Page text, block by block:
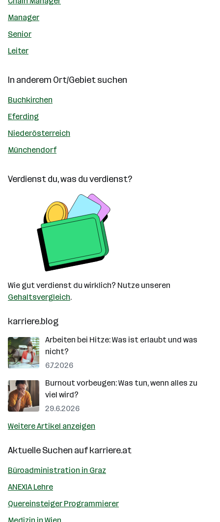
Manager
Senior
Leiter
In anderem Ort/Gebiet suchen
Buchkirchen
Eferding
Niederösterreich
Münchendorf
Verdienst du, was du verdienst?
Wie gut verdienst du wirklich? Nutze unseren
Gehaltsvergleich.
karriere.blog
Arbeiten bei Hitze: Was ist erlaubt und was
nicht?
6.7.2026
Burnout vorbeugen: Was tun, wenn alles zu
viel wird?
29.6.2026
Weitere Artikel anzeigen
Aktuelle Suchen aufkarriere.at
Büroadministration in Graz
ANEXIA Lehre
Quereinsteiger Programmierer